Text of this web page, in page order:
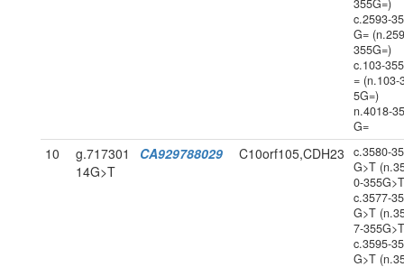
355G=)
c.2593-
G=
355G=)
c.103-
= (n.103-
5G=)
n.4018-
G=
10
g.717301
14G>T
CA929788029 C10orf105,CDH23
c.3580-
G>T
0-
c.3577-
G>T
7-
c.3595-
G>T